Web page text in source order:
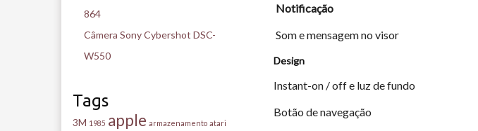
Notificação
Som e mensagem no visor
Design
Instant-on / off e luz de fundo
Botão de navegação
864
Câmera Sony Cybershot DSC-
W550
Tags
3M 1985 apple armazenamento atari